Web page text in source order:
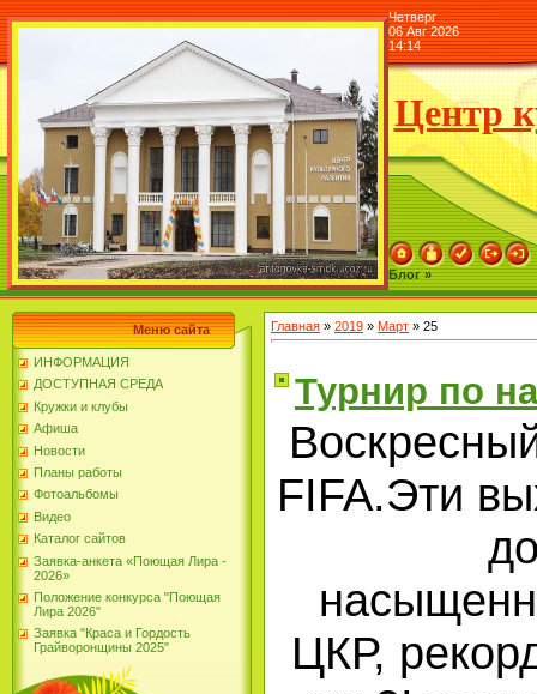
Четверг
06 Авг 2026
14:14
Центр
Блог »
Меню сайта
ИНФОРМАЦИЯ
ДОСТУПНАЯ СРЕДА
Кружки и клубы
Афиша
Новости
Планы работы
Фотоальбомы
Видео
Каталог сайтов
Заявка-анкета «Поющая Лира -
2026»
Положение конкурса "Поющая
Лира 2026"
Заявка "Краса и Гордость
Грайворонщины 2025"
Главная » 2019 » Март » 25
Турнир по
FIFA.Эти
ЦКР,